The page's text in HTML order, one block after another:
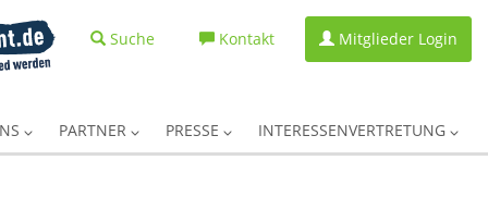
Suche Kontakt Mitglieder Login
PARTNER PRESSE INTERESSENVERTRETUNG